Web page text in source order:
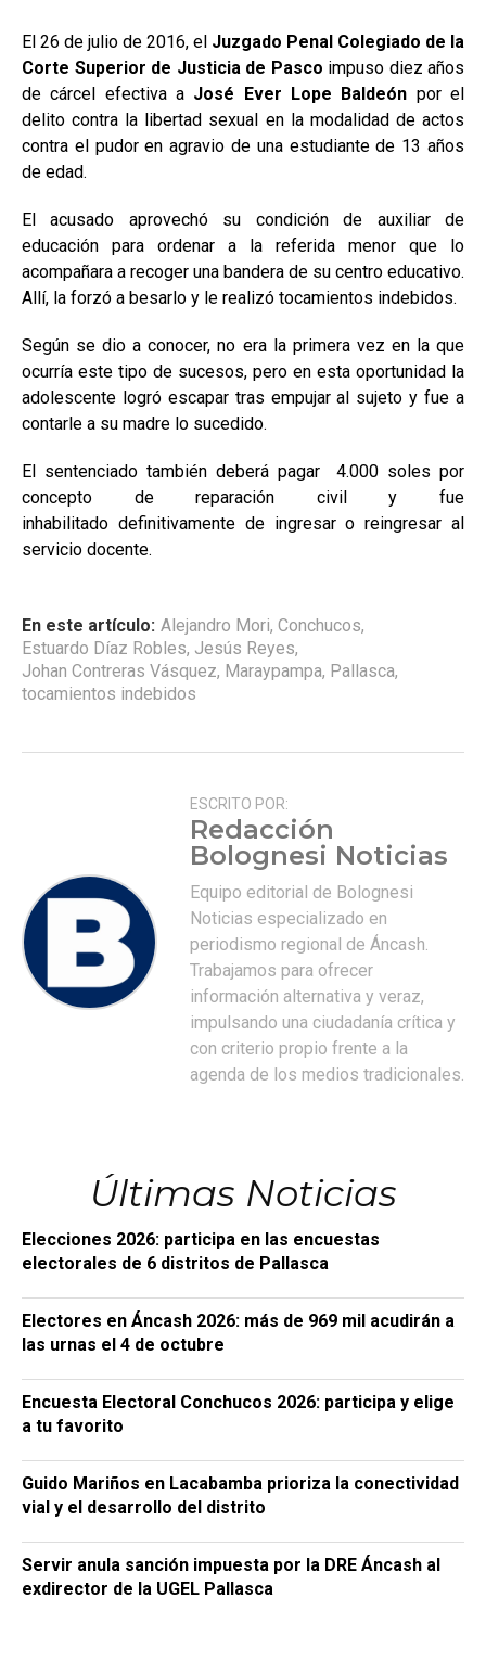
El 26 de julio de 2016, el Juzgado Penal Colegiado de la
Corte Superior de Justicia de Pasco impuso diez años
de cárcel efectiva a José Ever Lope Baldeón por el
delito contra la libertad sexual en la modalidad de actos
contra el pudor en agravio de una estudiante de 13 años
de edad.
El acusado aprovechó su condición de auxiliar de
educación para ordenar a la referida menor que lo
acompañara a recoger una bandera de su centro educativo.
Allí, la forzó a besarlo y le realizó tocamientos indebidos.
Según se dio a conocer, no era la primera vez en la que
ocurría este tipo de sucesos, pero en esta oportunidad la
adolescente logró escapar tras empujar al sujeto y fue a
contarle a su madre lo sucedido.
El sentenciado también deberá pagar 4.000 soles por
concepto de reparación civil y fue
inhabilitado definitivamente de ingresar o reingresar al
servicio docente.
En este artículo: Alejandro Mori, Conchucos,
Estuardo Díaz Robles, Jesús Reyes,
Johan Contreras Vásquez, Maraypampa, Pallasca,
tocamientos indebidos
ESCRITO POR:
Redacción
Bolognesi Noticias
Equipo editorial de Bolognesi
Noticias especializado en
periodismo regional de Áncash.
Trabajamos para ofrecer
información alternativa y veraz,
impulsando una ciudadanía crítica y
con criterio propio frente a la
agenda de los medios tradicionales.
Últimas Noticias
Elecciones 2026: participa en las encuestas
electorales de 6 distritos de Pallasca
Electores en Áncash 2026: más de 969 mil acudirán a
las urnas el 4 de octubre
Encuesta Electoral Conchucos 2026: participa y elige
a tu favorito
Guido Mariños en Lacabamba prioriza la conectividad
vial y el desarrollo del distrito
Servir anula sanción impuesta por la DRE Áncash al
exdirector de la UGEL Pallasca